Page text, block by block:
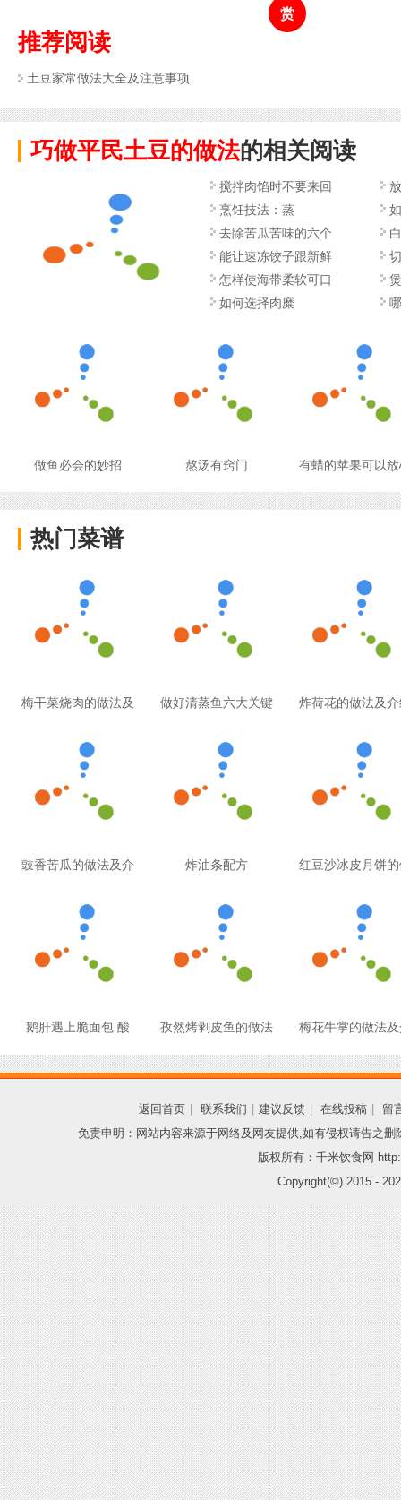
赏
推荐阅读
土豆家常做法大全及注意事项
巧做平民土豆的做法的相关阅读
搅拌肉馅时不要来回
烹饪技法：蒸
去除苦瓜苦味的六个
能让速冻饺子跟新鲜
怎样使海带柔软可口
如何选择肉糜
做鱼必会的妙招 熬汤有窍门 有蜡的苹果可以
热门菜谱
梅干菜烧肉的做法及 做好清蒸鱼六大关键 炸荷花的做法及
豉香苦瓜的做法及介 炸油条配方 红豆沙冰皮月饼
鹅肝遇上脆面包 酸 孜然烤剥皮鱼的做法 梅花牛掌的做法
返回首页 联系我们 建议反馈 在线投稿
留
免责申明：网站内容来源于网络及网友提供,如有侵权请告之
版权所有：千米饮食网
Copyright(©) 2015 -